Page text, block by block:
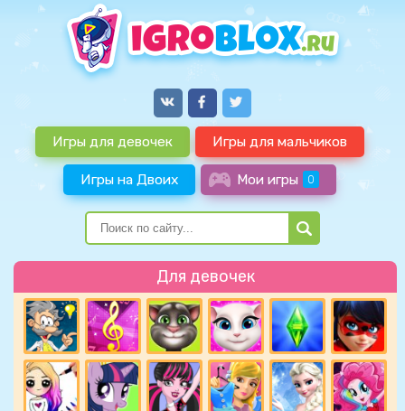
Игры для девочек Игры для мальчиков
Игры на Двоих Мои игры 0
Для девочек